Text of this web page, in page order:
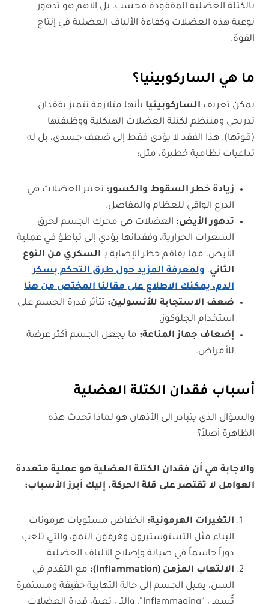
بالكتلة العضلية المفقودة فحسب، بل الأهم هو تدهور
نوعية هذه العضلات وكفاءة الألياف العضلية في إنتاج
القوة.
ما هي الساركوبينيا؟
يمكن تعريف الساركوبينيا بأنها متلازمة تتميز بفقدان
تدريجي ومنتظم لكتلة العضلات الهيكلية ووظيفتها
(قوتها). هذا الفقد لا يؤدي فقط إلى ضعف جسدي، بل له
تداعيات نظامية خطيرة، مثل:
زيادة خطر السقوط والكسور: تعتبر العضلات هي
الدرع الواقي للعظام والمفاصل.
تدهور الأيض: العضلات هي محرك الجسم لحرق
السعرات الحرارية، وفقدانها يؤدي إلى تباطؤ في عملية
الأيض، مما يفاقم خطر الإصابة بـ السكري من النوع
الثاني. ولمعرفة المزيد حول طرق التحكم بسكر
الدم، يمكنك الاطلاع على مقالنا المختص من هنا
ضعف الاستجابة للأنسولين: تتأثر قدرة الجسم على
استخدام الجلوكوز.
إضعاف جهاز المناعة: ما يجعل الجسم أكثر عرضة
للأمراض.
أسباب فقدان الكتلة العضلية
والسؤال الذي يتبادر الى الأذهان هو لماذا تحدث هذه
الظاهرة أصلاً؟
والاجابة هي أن فقدان الكتلة العضلية هو عملية متعددة
العوامل لا تقتصر على قلة الحركة. إليك أبرز الأسباب:
التغيرات الهرمونية: انخفاض مستويات هرمونات
البناء مثل التستوستيرون وهرمون النمو، والتي تلعب
دوراً حاسماً في صيانة وإصلاح الألياف العضلية.
الالتهاب المزمن (Inflammation):
مع التقدم في
السن، يميل الجسم إلى حالة التهابية خفيفة ومستمرة